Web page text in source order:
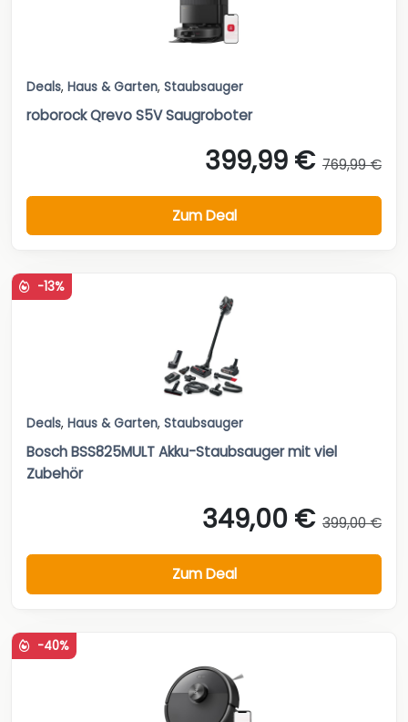
Deals, Haus & Garten, Staubsauger
roborock Qrevo S5V Saugroboter
399,99 € 769,99 €
Zum Deal
-13%
Deals, Haus & Garten, Staubsauger
Bosch BSS825MULT Akku-Staubsauger mit viel
Zubehör
349,00 € 399,00 €
Zum Deal
-40%